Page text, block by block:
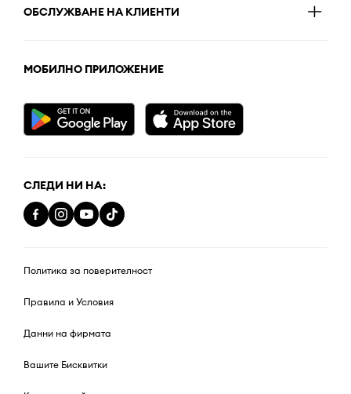
ОБСЛУЖВАНЕ НА КЛИЕНТИ
МОБИЛНО ПРИЛОЖЕНИЕ
СЛЕДИ НИ НА:
Политика за поверителност
Правила и Условия
Данни на фирмата
Вашите Бисквитки